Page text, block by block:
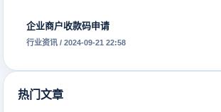
企业商户收款码申请
行业资讯 / 2024-09-21 22:58
热门文章